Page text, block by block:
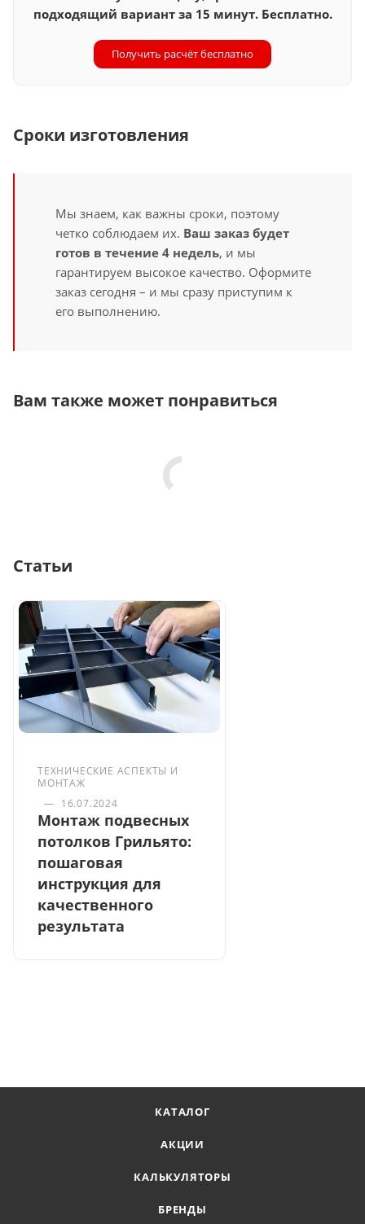
подходящий вариант за 15 минут. Бесплатно.
Получить расчёт бесплатно
Сроки изготовления
Мы знаем, как важны сроки, поэтому
четко соблюдаем их. Ваш заказ будет
готов в течение 4 недель, и мы
гарантируем высокое качество. Оформите
заказ сегодня – и мы сразу приступим к
его выполнению.
Вам также может понравиться
Статьи
ТЕХНИЧЕСКИЕ АСПЕКТЫ И
МОНТАЖ
— 16.07.2024
Монтаж подвесных
потолков Грильято:
пошаговая
инструкция для
качественного
результата
КАТАЛОГ
АКЦИИ
КАЛЬКУЛЯТОРЫ
БРЕНДЫ